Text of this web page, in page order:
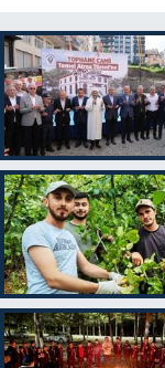
Malatya
Manisa
Mardin
Mersin
Muğla
Muş